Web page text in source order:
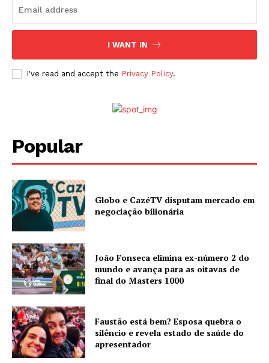
I WANT IN
I've read and accept the Privacy Policy.
Popular
Globo e CazéTV disputam mercado em
negociação bilionária
João Fonseca elimina ex-número 2 do
mundo e avança para as oitavas de
final do Masters 1000
Faustão está bem? Esposa quebra o
silêncio e revela estado de saúde do
apresentador